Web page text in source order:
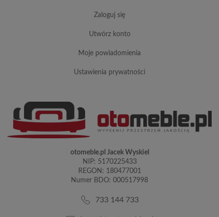
zaloguj się
utwórz konto
moje powiadomienia
ustawienia prywatności
otomeble.pl Jacek Wyskiel
NIP: 5170225433
REGON: 180477001
Numer BDO: 000517998
733 144 733